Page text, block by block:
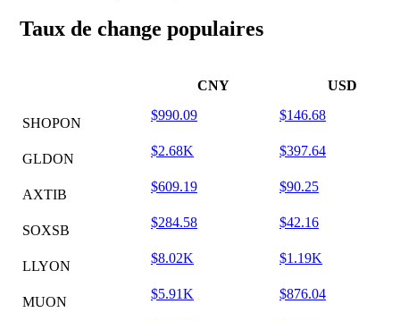
Taux de change populaires
CNY USD
SHOPON
$990.09 $146.68
GLDON
$2.68K $397.64
AXTIB
$609.19 $90.25
SOXSB
$284.58 $42.16
LLYON
$8.02K $1.19K
MUON
$5.91K $876.04